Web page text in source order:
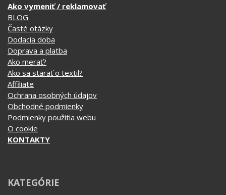
Ako vymeniť / reklamovať
BLOG
Časté otázky
Dodacia doba
Doprava a platba
Ako merať?
Ako sa starať o textil?
Affiliate
Ochrana osobných údajov
Obchodné podmienky
Podmienky použitia webu
O cookie
KONTAKTY
KATEGÓRIE